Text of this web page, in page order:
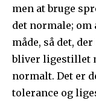
men at bruge
det normale; om
måde, så det,
bliver ligestillet
normalt. Det er
tolerance og